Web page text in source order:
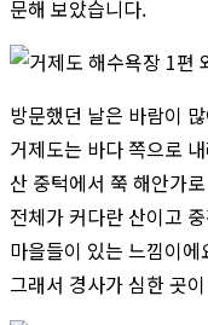
문해 보았습니다.
방문했던 날은 바람이
거제도는 바다 쪽으로
산 중턱에서 쭉 해안가
전체가 커다란 산이고
마을들이 있는 느낌이에
그래서 경사가 심한 곳